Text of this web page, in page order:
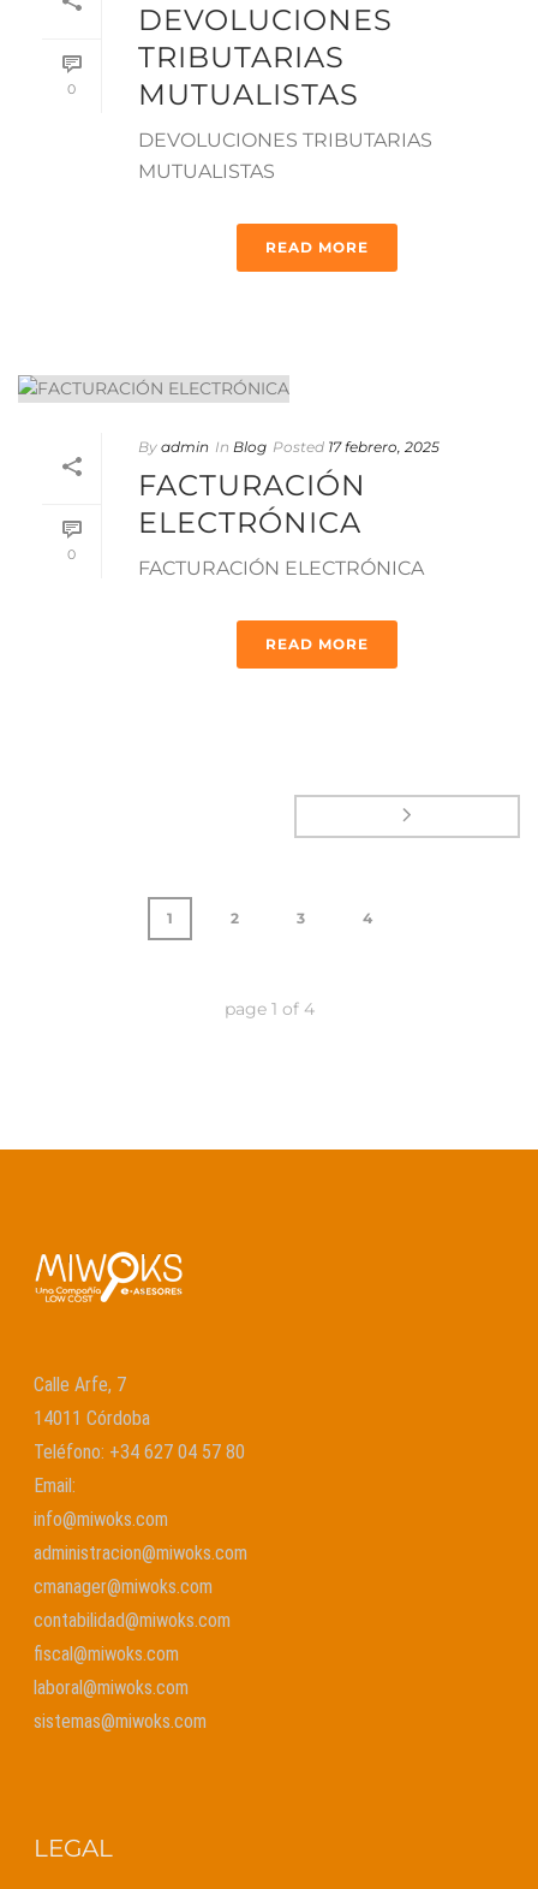
0
DEVOLUCIONES
TRIBUTARIAS
MUTUALISTAS
DEVOLUCIONES TRIBUTARIAS
MUTUALISTAS
READ MORE
0
By admin In Blog Posted 17 febrero, 2025
FACTURACIÓN
ELECTRÓNICA
FACTURACIÓN ELECTRÓNICA
READ MORE
1 2 3 4
page 1 of 4
Calle Arfe, 7
14011 Córdoba
Teléfono: +34 627 04 57 80
Email:
info@miwoks.com
administracion@miwoks.com
cmanager@miwoks.com
contabilidad@miwoks.com
fiscal@miwoks.com
laboral@miwoks.com
sistemas@miwoks.com
LEGAL